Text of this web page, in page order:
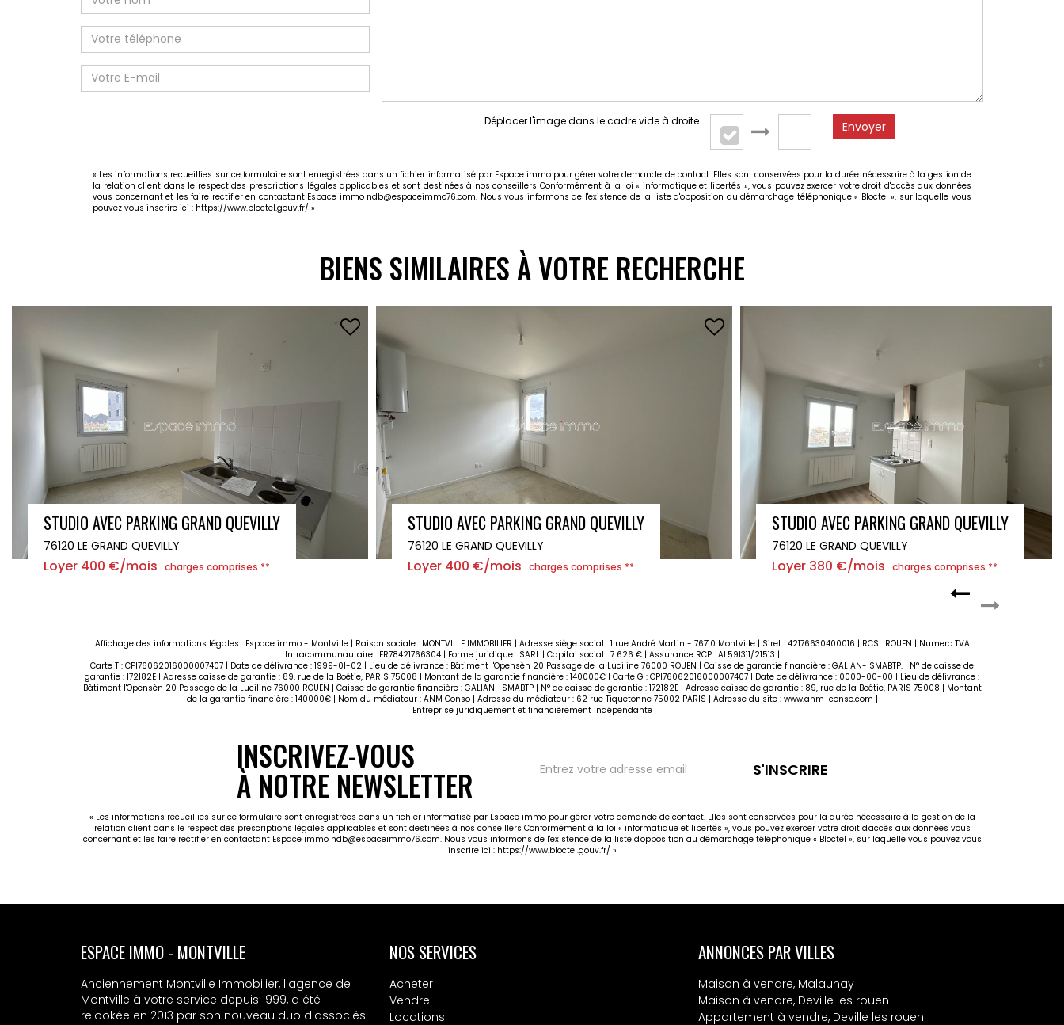
Déplacer l'image dans le cadre vide à droite Envoyer
« Les informations recueillies sur ce formulaire sont enregistrées dans un fichier informatisé par Espace immo pour gérer votre demande de contact. Elles sont conservées pour la durée nécessaire à la gestion de
la relation client dans le respect des prescriptions légales applicables et sont destinées à nos conseillers Conformément à la loi « informatique et libertés », vous pouvez exercer votre droit d'accès aux données
vous concernant et les faire rectifier en contactant Espace immo ndb@espaceimmo76.com. Nous vous informons de l'existence de la liste d'opposition au démarchage téléphonique « Bloctel », sur laquelle vous
pouvez vous inscrire ici : https://www.bloctel.gouv.fr/ »
BIENS SIMILAIRES À VOTRE RECHERCHE
STUDIO AVEC PARKING GRAND QUEVILLY
76120 LE GRAND QUEVILLY
Loyer 400 €/mois charges comprises **
STUDIO AVEC PARKING GRAND QUEVILLY
76120 LE GRAND QUEVILLY
Loyer 380 €/mois charges comprises **
F2 ROUEN SECTEUR GARE - TERRASSE - CAVE
76000 ROUEN
Loyer 665 €/mois charges comprises **
Affichage des informations légales : Espace immo - Montville | Raison sociale : MONTVILLE IMMOBILIER | Adresse siège social : 1 rue André Martin - 76710 Montville | Siret : 42176630400016 | RCS : ROUEN | Numero TVA
Intracommunautaire : FR78421766304 | Forme juridique : SARL | Capital social : 7 626 € | Assurance RCP : AL591311/21513 |
Carte T : CPI76062016000007407 | Date de délivrance : 1999-01-02 | Lieu de délivrance : Bâtiment l'Opensèn 20 Passage de la Luciline 76000 ROUEN | Caisse de garantie financière : GALIAN- SMABTP. | N° de caisse de
garantie : 172182E | Adresse caisse de garantie : 89, rue de la Boétie, PARIS 75008 | Montant de la garantie financière : 140000€ | Carte G : CPI76062016000007407 | Date de délivrance : 0000-00-00 | Lieu de délivrance :
Bâtiment l'Opensèn 20 Passage de la Luciline 76000 ROUEN | Caisse de garantie financière : GALIAN- SMABTP | N° de caisse de garantie : 172182E | Adresse caisse de garantie : 89, rue de la Boétie, PARIS 75008 | Montant
de la garantie financière : 140000€ | Nom du médiateur : ANM Conso | Adresse du médiateur : 62 rue Tiquetonne 75002 PARIS | Adresse du site : www.anm-conso.com |
Entreprise juridiquement et financièrement indépendante
INSCRIVEZ-VOUS
À NOTRE NEWSLETTER S'INSCRIRE
« Les informations recueillies sur ce formulaire sont enregistrées dans un fichier informatisé par Espace immo pour gérer votre demande de contact. Elles sont conservées pour la durée nécessaire à la gestion de la
relation client dans le respect des prescriptions légales applicables et sont destinées à nos conseillers Conformément à la loi « informatique et libertés », vous pouvez exercer votre droit d'accès aux données vous
concernant et les faire rectifier en contactant Espace immo ndb@espaceimmo76.com. Nous vous informons de l'existence de la liste d'opposition au démarchage téléphonique « Bloctel », sur laquelle vous pouvez vous
inscrire ici : https://www.bloctel.gouv.fr/ »
ESPACE IMMO - MSA
Anciennement Montville Immobilier, l'agence de
Montville à votre service depuis 1999, a été
relookée en 2013 par son nouveau duo d'associés
NOS SERVICES
Acheter
Vendre
Locations
ANNONCES PAR VILLES
Maison à vendre, Malaunay
Maison à vendre, Deville les rouen
Appartement à vendre, Deville les rouen